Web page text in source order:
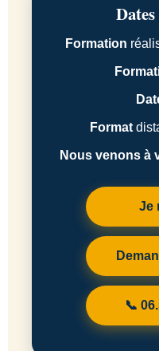
Dates
Formation
Format
Nous venons à
Je
📞